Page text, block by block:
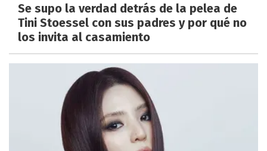
Se supo la verdad detrás de la pelea de
Tini Stoessel con sus padres y por qué no
los invita al casamiento